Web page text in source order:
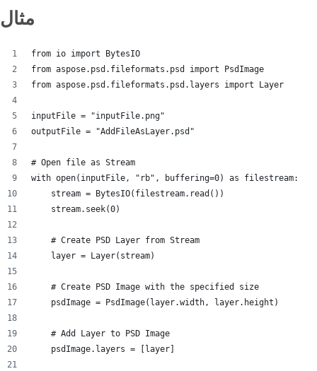
مثال
from io import BytesIO
from aspose.psd.fileformats.psd import PsdImage
from aspose.psd.fileformats.psd.layers import Layer
inputFile = "inputFile.png"
outputFile = "AddFileAsLayer.psd"
# Open file as Stream
with open(inputFile, "rb", buffering=0) as filestream:
    stream = BytesIO(filestream.read())
    stream.seek(0)
    # Create PSD Layer from Stream
    layer = Layer(stream)
    # Create PSD Image with the specified size
    psdImage = PsdImage(layer.width, layer.height)
    # Add Layer to PSD Image
    psdImage.layers = [layer]